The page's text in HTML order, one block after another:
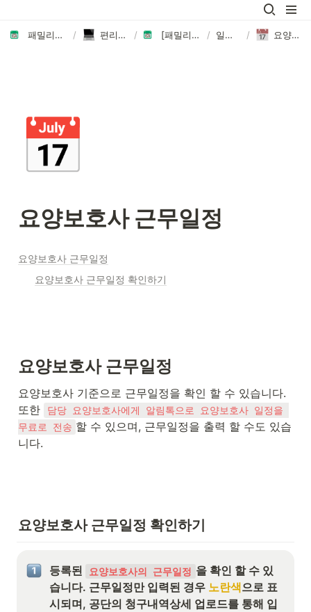
패밀리노트에 오신 것을 환영합니다👏🏻 / 편리한 업무관리 ERP / [패밀리노트] 패밀리케어 방문요양 ERP / 일정 관리하기 / 요양보호사 근무일정
📅
요양보호사 근무일정
요양보호사 근무일정
요양보호사 근무일정 확인하기
요양보호사 근무일정
요양보호사 기준으로 근무일정을 확인 할 수 있습니다.
또한
담당 요양보호사에게 알림톡으로 요양보호사 일정을
무료로 전송 할 수 있으며, 근무일정을 출력 할 수도 있습
니다.
요양보호사 근무일정 확인하기
등록된 요양보호사의 근무일정 을 확인 할 수 있
습니다. 근무일정만 입력된 경우 노란색으로 표
시되며, 공단의 청구내역상세 업로드를 통해 입